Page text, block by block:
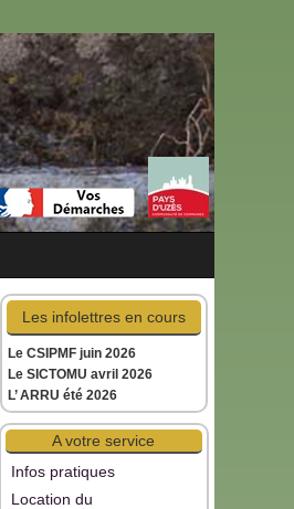
Les infolettres en cours
Le CSIPMF juin 2026
Le SICTOMU avril 2026
L’ ARRU été 2026
A votre service
Infos pratiques
Location du